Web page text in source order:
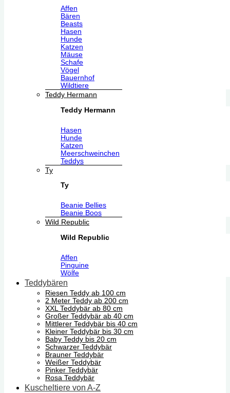
Affen
Bären
Beasts
Hasen
Hunde
Katzen
Mäuse
Schafe
Vögel
Bauernhof
Wildtiere
Teddy Hermann
Teddy Hermann
Hasen
Hunde
Katzen
Meerschweinchen
Teddys
Ty
Ty
Beanie Bellies
Beanie Boos
Wild Republic
Wild Republic
Affen
Pinguine
Wölfe
Teddybären
Riesen Teddy ab 100 cm
2 Meter Teddy ab 200 cm
XXL Teddybär ab 80 cm
Großer Teddybär ab 40 cm
Mittlerer Teddybär bis 40 cm
Kleiner Teddybär bis 30 cm
Baby Teddy bis 20 cm
Schwarzer Teddybär
Brauner Teddybär
Weißer Teddybär
Pinker Teddybär
Rosa Teddybär
Kuscheltiere von A-Z